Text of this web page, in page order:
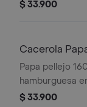
$ 33.900
Cacerola
Papa pellejo
hamburguesa
(165g), queso
$ 33.900